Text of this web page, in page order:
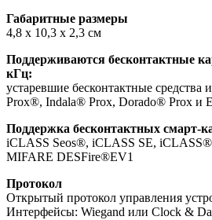
Габаритные размеры
4,8 x 10,3 x 2,3 см
Поддерживаются бесконтактные
кГц:
устаревшие бесконтактные
Prox®, Indala® Prox, Dorado® Prox и
Поддержка бесконтактных смарт-
iCLASS Seos®, iCLASS SE,
MIFARE DESFire®EV1
Протокол
Открытый протокол управления
Интерфейсы: Wiegand или Clock &